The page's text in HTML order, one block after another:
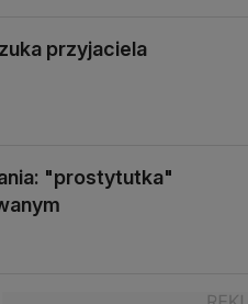
przyjaciela
"prostytutka"